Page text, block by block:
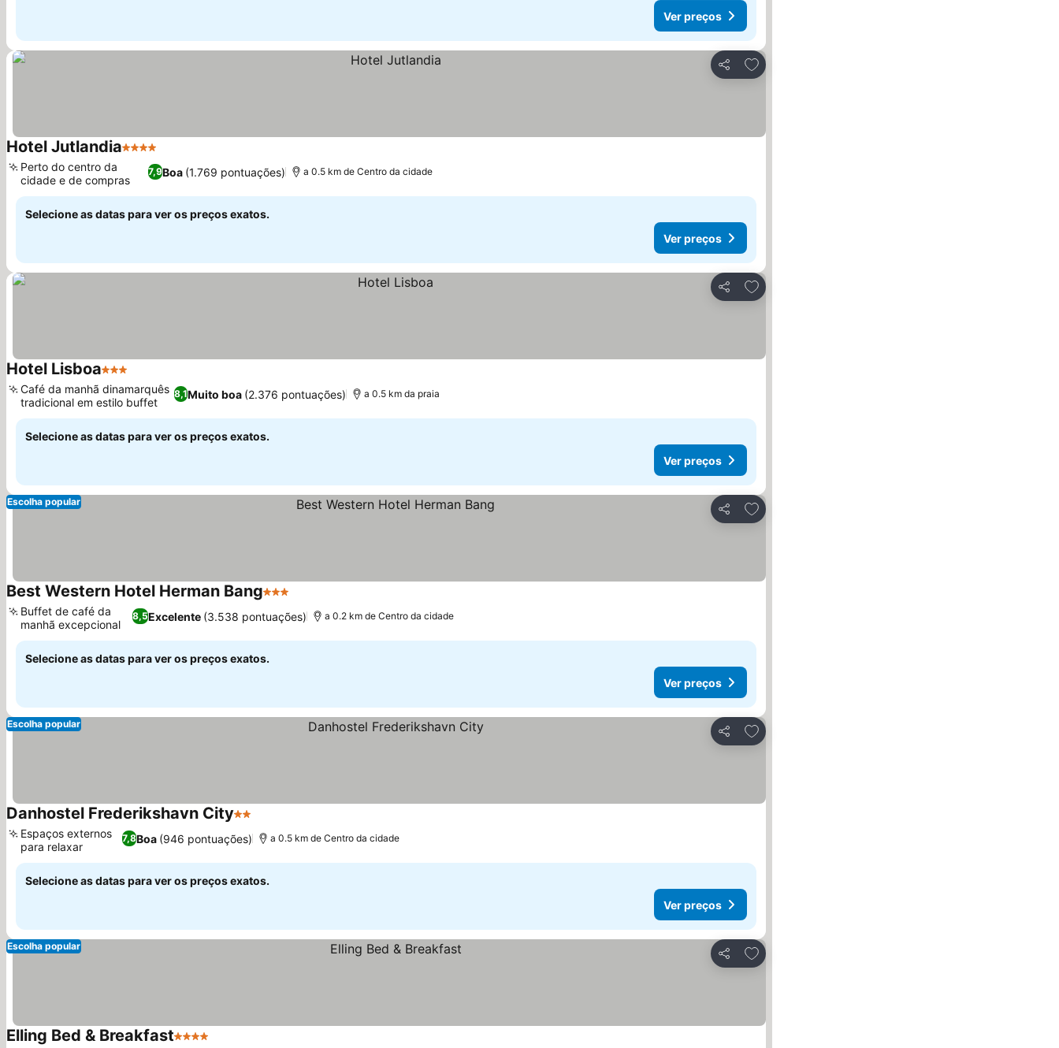
Ver preços
Partilhar
Adicionar aos favoritos
Hotel Jutlandia4 Estrelas
7,9Boa (1.769 pontuações)
Perto do centro da
cidade e de compras
a 0.5 km de Centro da cidade
Selecione as datas para ver os preços exatos.
Ver preços
Partilhar
Adicionar aos favoritos
Hotel Lisboa3 Estrelas
8,1Muito boa (2.376 pontuações)
Café da manhã dinamarquês
tradicional em estilo buffet
a 0.5 km da praia
Selecione as datas para ver os preços exatos.
Ver preços
Partilhar
Adicionar aos favoritos
Escolha popular
Best Western Hotel Herman Bang3 Estrelas
8,5Excelente (3.538 pontuações)
Buffet de café da
manhã excepcional
a 0.2 km de Centro da cidade
Selecione as datas para ver os preços exatos.
Ver preços
Partilhar
Adicionar aos favoritos
Escolha popular
Danhostel Frederikshavn City2 Estrelas
7,8Boa (946 pontuações)
Espaços externos
para relaxar
a 0.5 km de Centro da cidade
Selecione as datas para ver os preços exatos.
Ver preços
Partilhar
Adicionar aos favoritos
Escolha popular
Elling Bed & Breakfast4 Estrelas